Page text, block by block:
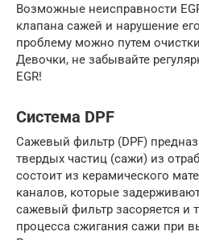
Возможные неисправности
клапана сажей и нарушение
проблему можно путем
Девочки, не забывайте
EGR!
Система DPF
Сажевый фильтр (DPF)
твердых частиц (сажи) из
состоит из керамического
каналов, которые
сажевый фильтр засоряется и
процесса сжигания сажи при